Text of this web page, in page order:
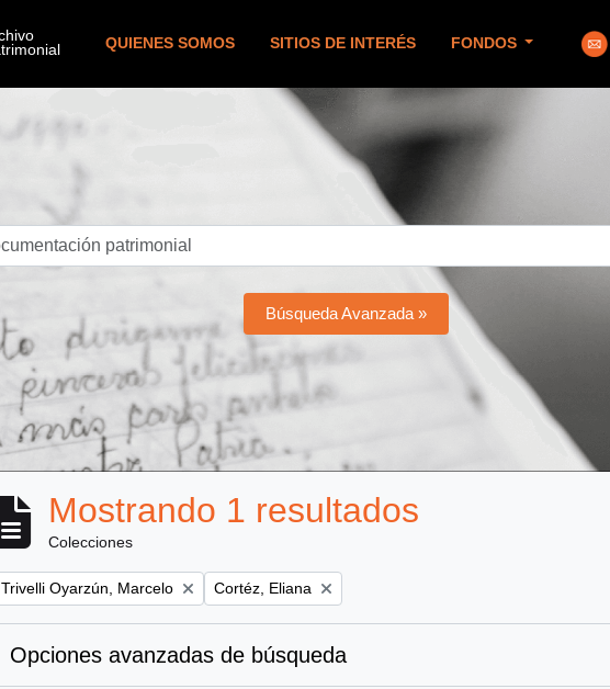
QUIENES SOMOS SITIOS DE INTERÉS FONDOS
Búsqueda Avanzada »
Mostrando 1 resultados
Colecciones
Remove filter:
Trivelli Oyarzún, Marcelo Remove filter:
Cortéz, Eliana
Opciones avanzadas de búsqueda